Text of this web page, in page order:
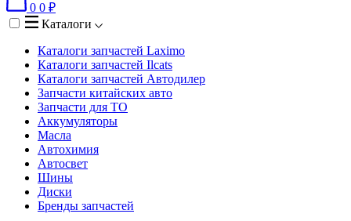
0 0 ₽
Каталоги
Каталоги запчастей Laximo
Каталоги запчастей Ilcats
Каталоги запчастей Автодилер
Запчасти китайских авто
Запчасти для ТО
Аккумуляторы
Масла
Автохимия
Автосвет
Шины
Диски
Бренды запчастей